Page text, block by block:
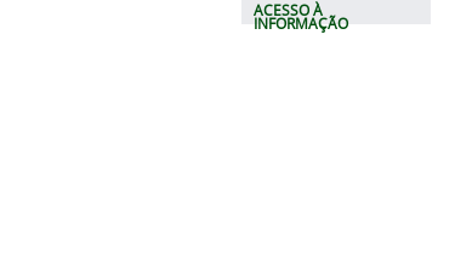
ACESSO À
INFORMAÇÃO